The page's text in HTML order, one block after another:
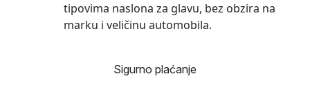
tipovima naslona za glavu, bez obzira na
marku i veličinu automobila.
Sigurno plaćanje